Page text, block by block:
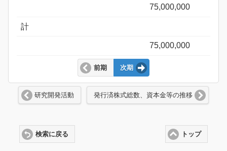
75,000,000
計
75,000,000
前期 次期
研究開発活動 発行済株式総数、資本金等の推移
トップ
検索に戻る